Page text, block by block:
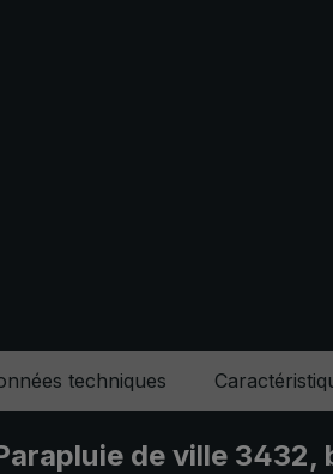
techniques
de ville